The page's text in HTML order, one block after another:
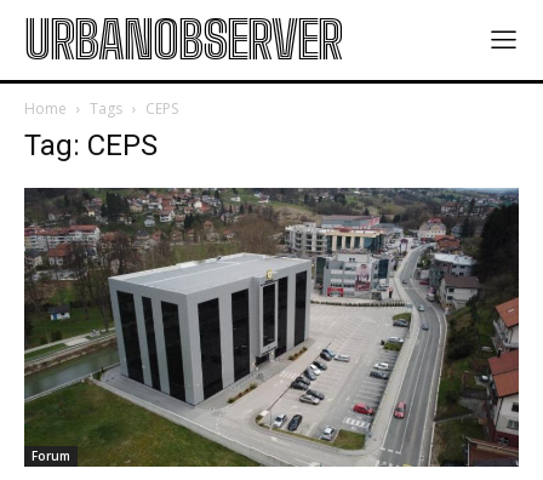
URBANOBSERVER
Home Tags CEPS
Tag: CEPS
Forum